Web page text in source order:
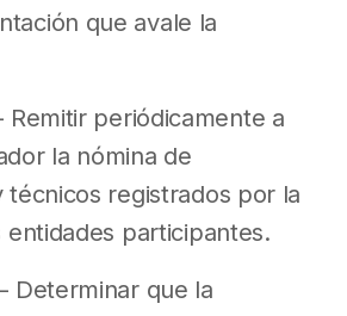
que avale la
Remitir periódicamente a
la nómina de
técnicos registrados por la
entidades participantes.
Determinar que la